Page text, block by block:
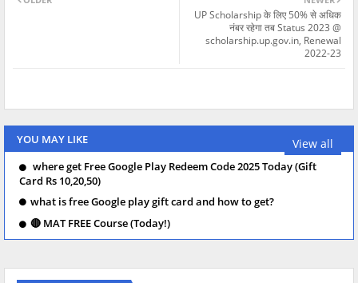
UP Scholarship के लिए 50% से अधिक
नंबर रहेगा तब Status 2023 @
scholarship.up.gov.in, Renewal
2022-23
YOU MAY LIKE View all
where get Free Google Play Redeem Code 2025 Today (Gift
Card Rs 10,20,50)
what is free Google play gift card and how to get?
🔴 MAT FREE Course (Today!)